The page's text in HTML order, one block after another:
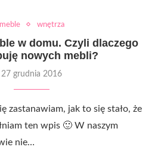
meble wnętrza
w domu. Czyli dlaczego
nowych mebli?
27 grudnia 2016
zastanawiam, jak to się stało, że
ten wpis 🙂 W naszym
nie…